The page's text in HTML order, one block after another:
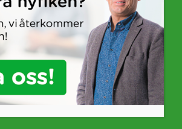
Gullbernavägen 2, 371 47
växel: 0455-38 69 50 | E-post:
Erik Dahlbergs väg 29, 392 34
växel: 0480-75 85 10 | E-post:
info@iqita.se
2025 | IQITA – Making IT easy